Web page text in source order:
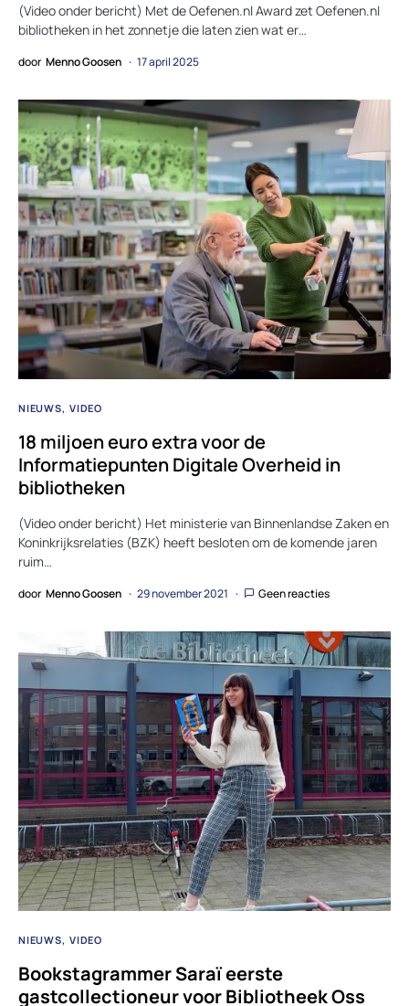
(Video onder bericht) Met de Oefenen.nl Award zet Oefenen.nl
bibliotheken in het zonnetje die laten zien wat er…
door Menno Goosen 17 april 2025
NIEUWS VIDEO
18 miljoen euro extra voor de
Informatiepunten Digitale Overheid in
bibliotheken
(Video onder bericht) Het ministerie van Binnenlandse Zaken en
Koninkrijksrelaties (BZK) heeft besloten om de komende jaren
ruim…
door Menno Goosen 29 november 2021 Geen reacties
NIEUWS VIDEO
Bookstagrammer Saraï eerste
gastcollectioneur voor Bibliotheek Oss